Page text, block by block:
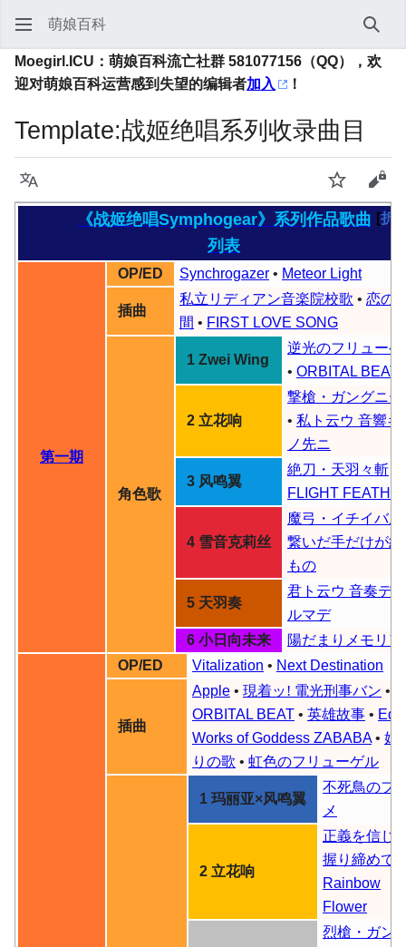
萌娘百科
搜索
Moegirl.ICU：萌娘百科流亡社群 581077156（QQ），欢
迎对萌娘百科运营感到失望的编辑者加入 ！
Template:战姬绝唱系列收录曲目
语言 监视
查
折
《战姬绝唱Symphogear》系列作品歌曲
列表
第一期
OP/ED Synchrogazer • Meteor Light
插曲
私立リディアン音楽院校歌 • 恋の
間 • FIRST LOVE SONG
角色歌
1 Zwei Wing
逆光のフリューゲ
• ORBITAL BEAT
2 立花响
撃槍・ガングニー
• 私ト云ウ 音響キ
ノ先ニ
3 风鸣翼
絶刀・天羽々斬
FLIGHT
4 雪音克莉丝
魔弓・イチイバル
繋いだ手だけが紡
もの
5 天羽奏
君ト云ウ 音奏デ
ルマデ
6 小日向未来
陽だまりメモリア
OP/ED Vitalization • Next Destination
插曲
Apple • 現着ッ! 電光刑事バン •
ORBITAL BEAT • 英雄故事 •
Works of Goddess ZABABA• 始
りの歌 • 虹色のフリューゲル
1 玛丽亚×风鸣翼
不死鳥のフ
メ
2 立花响
正義を信じ
握り締めて
Rainbow
Flower
烈槍・ガン